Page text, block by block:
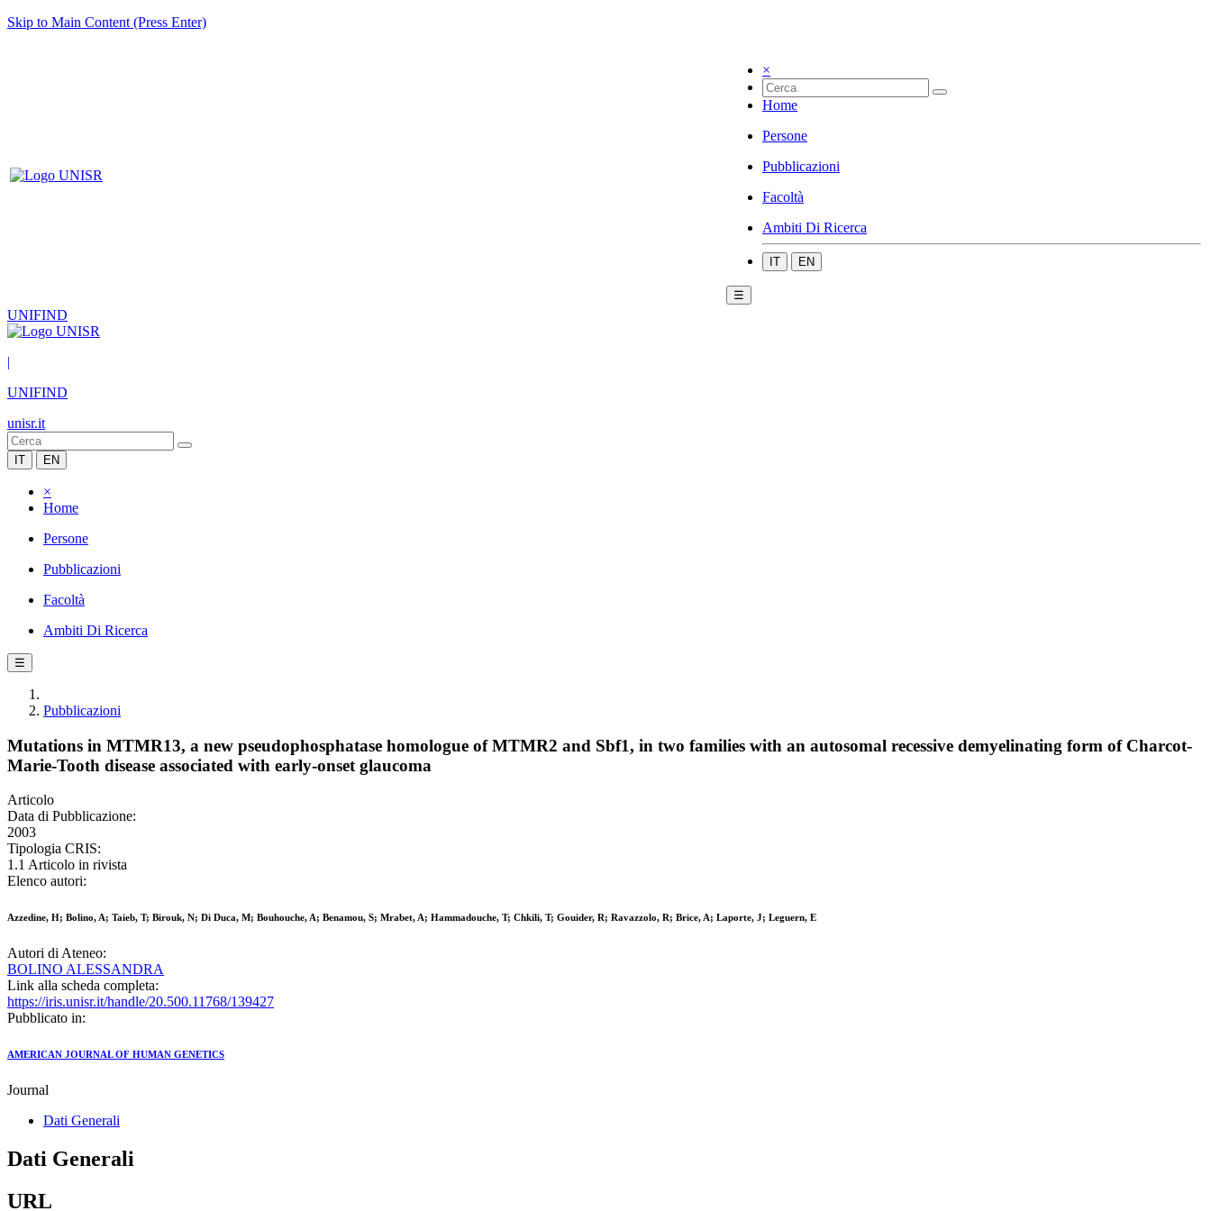
Skip to Main Content (Press Enter)
×
Home
Persone
Pubblicazioni
Facoltà
Ambiti Di Ricerca
IT EN
☰
UNIFIND
|
UNIFIND
unisr.it
IT EN
×
Home
Persone
Pubblicazioni
Facoltà
Ambiti Di Ricerca
☰
Pubblicazioni
Mutations in MTMR13, a new pseudophosphatase homologue of MTMR2 and Sbf1, in two families with an autosomal recessive demyelinating form of Charcot-
Marie-Tooth disease associated with early-onset glaucoma
Articolo
Data di Pubblicazione:
2003
Tipologia CRIS:
1.1 Articolo in rivista
Elenco autori:
Azzedine, H; Bolino, A; Taieb, T; Birouk, N; Di Duca, M; Bouhouche, A; Benamou, S; Mrabet, A; Hammadouche, T; Chkili, T; Gouider, R; Ravazzolo, R; Brice, A; Laporte, J; Leguern, E
Autori di Ateneo:
BOLINO ALESSANDRA
Link alla scheda completa:
https://iris.unisr.it/handle/20.500.11768/139427
Pubblicato in:
AMERICAN JOURNAL OF HUMAN GENETICS
Journal
Dati Generali
Dati Generali
URL